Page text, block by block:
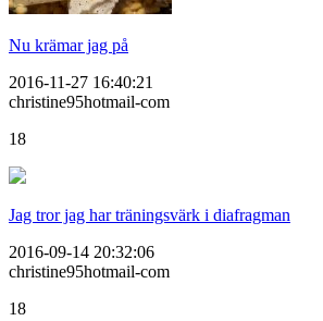
Nu krämar jag på
2016-11-27 16:40:21
christine95hotmail-com
18
Jag tror jag har träningsvärk i diafragman
2016-09-14 20:32:06
christine95hotmail-com
18